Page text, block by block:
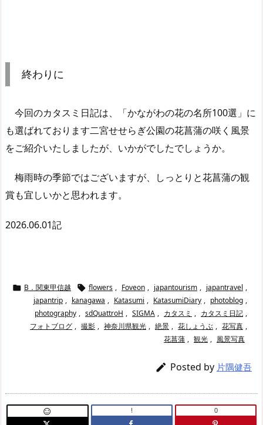
終わりに
今回のカタスミ日記は、「かながわの花の名所100選」に
も選ばれております二宮せせらぎ公園の花菖蒲の咲く風景
をご紹介いたしましたが、いかがでしたでしょうか。
梅雨時の季節ではございますが、しっとりと花菖蒲の観
賞も宜しいかと思われます。
2026.06.01記
 B．関東甲信越  flowers , Foveon , japantourism , japantravel ,
japantrip , kanagawa , Katasumi , KatasumiDiary , photoblog ,
photography , sdQuattroH , SIGMA , カタスミ , カタスミ日記 ,
フォトブログ , 撮影 , 神奈川県観光 , 絶景 , 花しょうぶ , 花写真 ,
花菖蒲 , 観光 , 風景写真
 Posted by 片隅健吾
 ! 0